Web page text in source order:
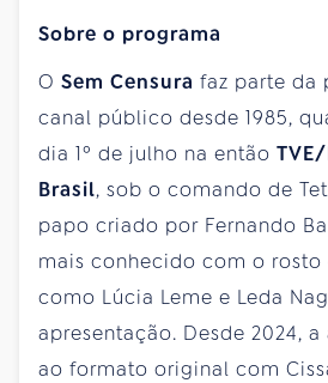
Sobre o programa
O Sem Censura faz parte da
canal público desde 1985,
dia 1º de julho na então TVE/
Brasil, sob o comando de
papo criado por Fernando
mais conhecido com o rosto
como Lúcia Leme e Leda
apresentação. Desde 2024,
ao formato original com